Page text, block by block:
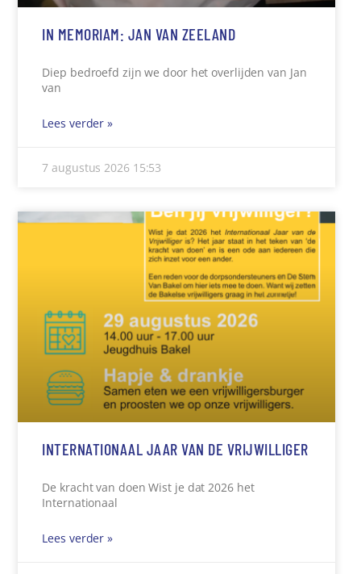
IN MEMORIAM: JAN VAN ZEELAND
Diep bedroefd zijn we door het overlijden van Jan
van
Lees verder »
7 augustus 2026 15:53
INTERNATIONAAL JAAR VAN DE VRIJWILLIGER
De kracht van doen Wist je dat 2026 het
Internationaal
Lees verder »